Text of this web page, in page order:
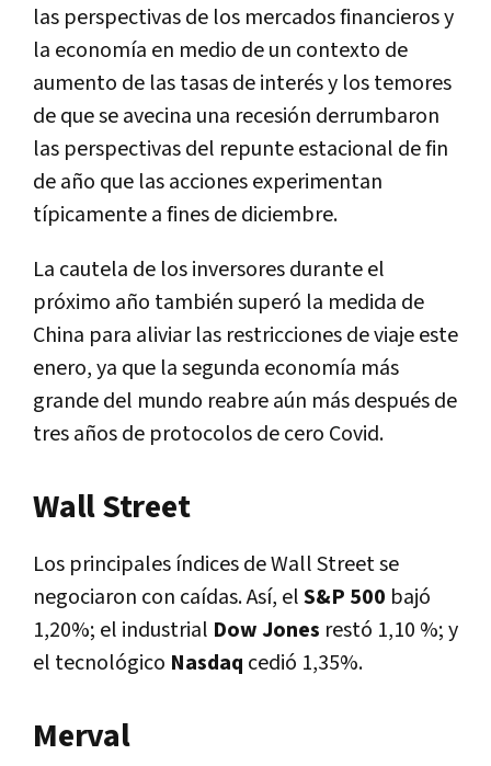
las perspectivas de los mercados financieros y
la economía en medio de un contexto de
aumento de las tasas de interés y los temores
de que se avecina una recesión derrumbaron
las perspectivas del repunte estacional de fin
de año que las acciones experimentan
típicamente a fines de diciembre.
La cautela de los inversores durante el
próximo año también superó la medida de
China para aliviar las restricciones de viaje este
enero, ya que la segunda economía más
grande del mundo reabre aún más después de
tres años de protocolos de cero Covid.
Wall Street
Los principales índices de Wall Street se
negociaron con caídas. Así, elS&P 500 bajó
1,20%; el industrial Dow Jones restó 1,10 %; y
el tecnológico Nasdaq cedió 1,35%.
Merval